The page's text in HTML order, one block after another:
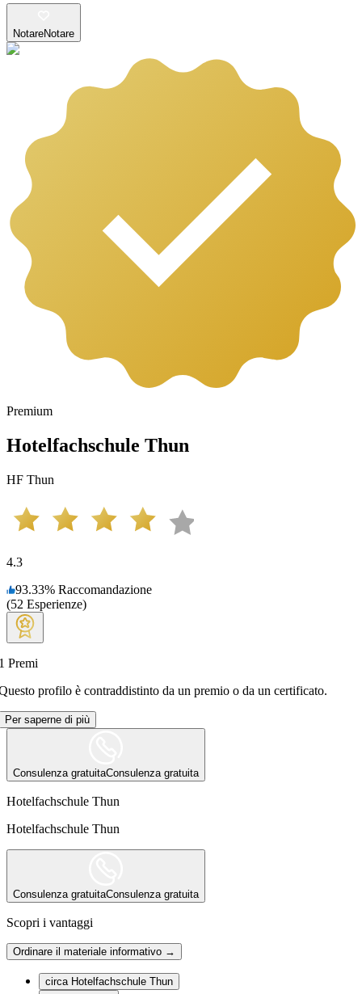
NotareNotare
Premium
Hotelfachschule Thun
HF Thun
4.3
93.33% Raccomandazione
(52 Esperienze)
Premi
profilo è contraddistinto da un premio o da un certificato.
Per saperne di più
Consulenza gratuitaConsulenza gratuita
Hotelfachschule Thun
Hotelfachschule Thun
Consulenza gratuitaConsulenza gratuita
Scopri i vantaggi
Ordinare il materiale informativo →
circa Hotelfachschule Thun